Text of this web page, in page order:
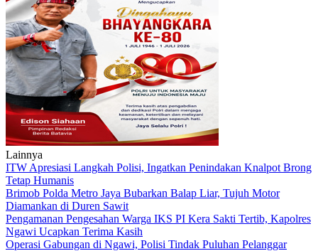
Lainnya
ITW Apresiasi Langkah Polisi, Ingatkan Penindakan Knalpot Brong
Tetap Humanis
Brimob Polda Metro Jaya Bubarkan Balap Liar, Tujuh Motor
Diamankan di Duren Sawit
Pengamanan Pengesahan Warga IKS PI Kera Sakti Tertib, Kapolres
Ngawi Ucapkan Terima Kasih
Operasi Gabungan di Ngawi, Polisi Tindak Puluhan Pelanggar